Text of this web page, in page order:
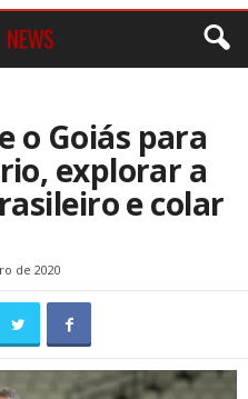
o Goiás para
explorar a
e colar
de 2020